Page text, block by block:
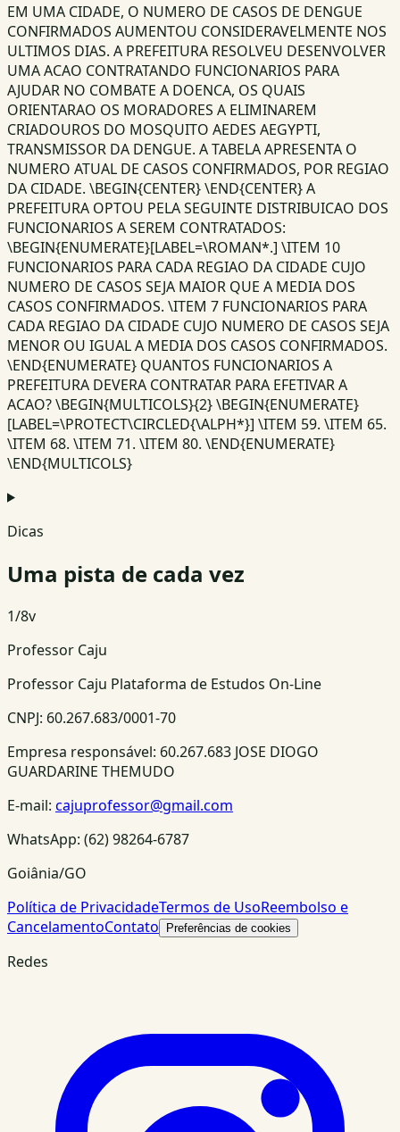
EM UMA CIDADE, O NUMERO DE CASOS DE DENGUE
CONFIRMADOS AUMENTOU CONSIDERAVELMENTE NOS
ULTIMOS DIAS. A PREFEITURA RESOLVEU DESENVOLVER
UMA ACAO CONTRATANDO FUNCIONARIOS PARA
AJUDAR NO COMBATE A DOENCA, OS QUAIS
ORIENTARAO OS MORADORES A ELIMINAREM
CRIADOUROS DO MOSQUITO AEDES AEGYPTI,
TRANSMISSOR DA DENGUE. A TABELA APRESENTA O
NUMERO ATUAL DE CASOS CONFIRMADOS, POR REGIAO
DA CIDADE. \BEGIN{CENTER} \END{CENTER} A
PREFEITURA OPTOU PELA SEGUINTE DISTRIBUICAO DOS
FUNCIONARIOS A SEREM CONTRATADOS:
\BEGIN{ENUMERATE}[LABEL=\ROMAN*.] \ITEM 10
FUNCIONARIOS PARA CADA REGIAO DA CIDADE CUJO
NUMERO DE CASOS SEJA MAIOR QUE A MEDIA DOS
CASOS CONFIRMADOS. \ITEM 7 FUNCIONARIOS PARA
CADA REGIAO DA CIDADE CUJO NUMERO DE CASOS SEJA
MENOR OU IGUAL A MEDIA DOS CASOS CONFIRMADOS.
\END{ENUMERATE} QUANTOS FUNCIONARIOS A
PREFEITURA DEVERA CONTRATAR PARA EFETIVAR A
ACAO? \BEGIN{MULTICOLS}{2} \BEGIN{ENUMERATE}
[LABEL=\PROTECT\CIRCLED{\ALPH*}] \ITEM 59. \ITEM 65.
\ITEM 68. \ITEM 71. \ITEM 80. \END{ENUMERATE}
\END{MULTICOLS}
Dicas
Uma pista de cada vez
1/8v
Professor Caju
Professor Caju Plataforma de Estudos On-Line
CNPJ: 60.267.683/0001-70
Empresa responsável: 60.267.683 JOSE DIOGO
GUARDARINE THEMUDO
E-mail: cajuprofessor@gmail.com
WhatsApp: (62) 98264-6787
Goiânia/GO
Política de PrivacidadeTermos de UsoReembolso e
CancelamentoContato Preferências de cookies
Redes